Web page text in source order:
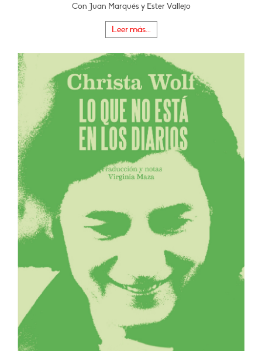
Con Juan Marqués y Ester Vallejo
Leer más...